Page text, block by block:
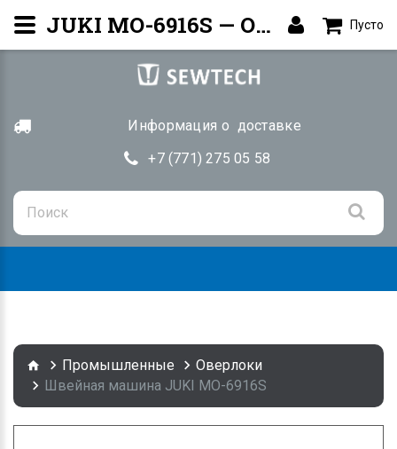
Информация о доставке
+7 (771) 275 05 58
Пусто
Промышленные
Оверлоки
Швейная машина JUKI MO-6916S
JUKI MO-6916S — Оверлок | Купить Алматы